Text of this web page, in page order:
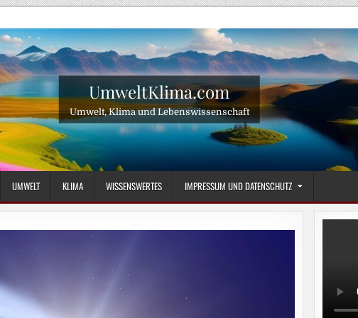
UmweltKlima.com
Umwelt, Klima und Lebenswissenschaft
UMWELT KLIMA WISSENSWERTES IMPRESSUM UND DATENSCHUTZ